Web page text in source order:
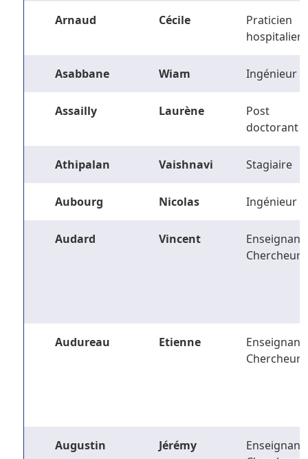
Arnaud Cécile
Praticien
hospitalier
Asabbane Wiam Ingénieur
Assailly Laurène
Post
doctorant
Athipalan Vaishnavi Stagiaire
Aubourg Nicolas Ingénieur
Audard Vincent
Enseignant-
Chercheur
Audureau Etienne
Enseignant-
Chercheur
Augustin Jérémy
Enseignant-